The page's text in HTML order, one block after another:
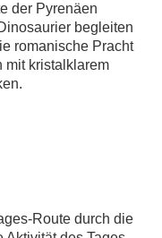
der Pyrenäen
begleiten
romanische Pracht
mit kristalklarem
Route durch die